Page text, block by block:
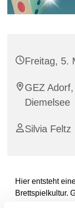
Freitag, 5.
GEZ
Diemelsee
Silvia Feltz
Hier entsteht
Brettspielkultur.